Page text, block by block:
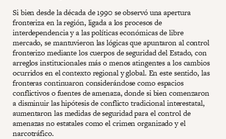
Si bien desde la década de 1990 se observó una apertura
fronteriza en la región, ligada a los procesos de
interdependencia y a las políticas económicas de libre
mercado, se mantuvieron las lógicas que apuntaron al control
fronterizo mediante los cuerpos de seguridad del Estado, con
arreglos institucionales más o menos atingentes a los cambios
ocurridos en el contexto regional y global. En este sentido, las
fronteras continuaron considerándose como espacios
conflictivos o fuentes de amenaza, donde si bien comenzaron
a disminuir las hipótesis de conflicto tradicional interestatal,
aumentaron las medidas de seguridad para el control de
amenazas no estatales como el crimen organizado y el
narcotráfico.